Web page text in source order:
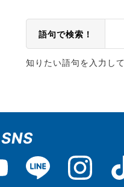
語句で検索！
知りたい語句を入力し
SNS